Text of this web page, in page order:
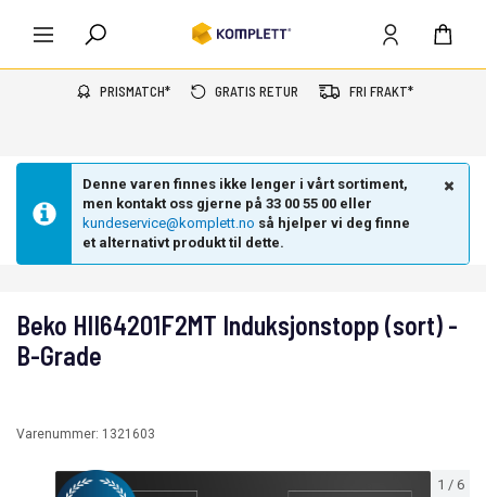
PRISMATCH* GRATIS RETUR FRI FRAKT*
Denne varen finnes ikke lenger i vårt sortiment,
men kontakt oss gjerne på 33 00 55 00 eller
kundeservice@komplett.no så hjelper vi deg finne
et alternativt produkt til dette.
1 / 6
Beko HII64201F2MT Induksjonstopp (sort) -
B-Grade
Varenummer: 1321603